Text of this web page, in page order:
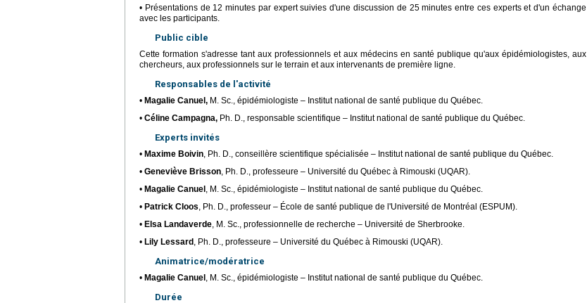
• Présentations de 12 minutes par expert suivies d'une discussion de 25 minutes entre ces experts et d'un échange
avec les participants.
Public cible
Cette formation s'adresse tant aux professionnels et aux médecins en santé publique qu'aux épidémiologistes, aux
chercheurs, aux professionnels sur le terrain et aux intervenants de première ligne.
Responsables de l'activité
• Magalie Canuel, M. Sc., épidémiologiste – Institut national de santé publique du Québec.
• Céline Campagna, Ph. D., responsable scientifique – Institut national de santé publique du Québec.
Experts invités
• Maxime Boivin, Ph. D., conseillère scientifique spécialisée – Institut national de santé publique du Québec.
• Geneviève Brisson, Ph. D., professeure – Université du Québec à Rimouski (UQAR).
• Magalie Canuel , M. Sc., épidémiologiste – Institut national de santé publique du Québec.
• Patrick Cloos, Ph. D., professeur – École de santé publique de l'Université de Montréal (ESPUM).
• Elsa Landaverde, M. Sc., professionnelle de recherche – Université de Sherbrooke.
• Lily Lessard , Ph. D., professeure – Université du Québec à Rimouski (UQAR).
Animatrice/modératrice
• Magalie Canuel , M. Sc., épidémiologiste – Institut national de santé publique du Québec.
Durée